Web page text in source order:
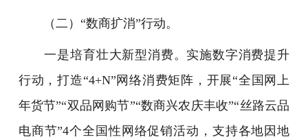
（二）“数商扩消”行动。
一是培育壮大新型消费。实施数字消费提升
行动，打造“4+N”网络消费矩阵，开展“全国网上
年货节”“双品网购节”“数商兴农庆丰收”“丝路云品
电商节”4个全国性网络促销活动，支持各地因地